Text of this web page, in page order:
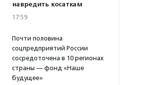
навредить косаткам
17:59
Почти половина
соцпредприятий России
сосредоточена в 10 регионах
страны — фонд «Наше
будущее»